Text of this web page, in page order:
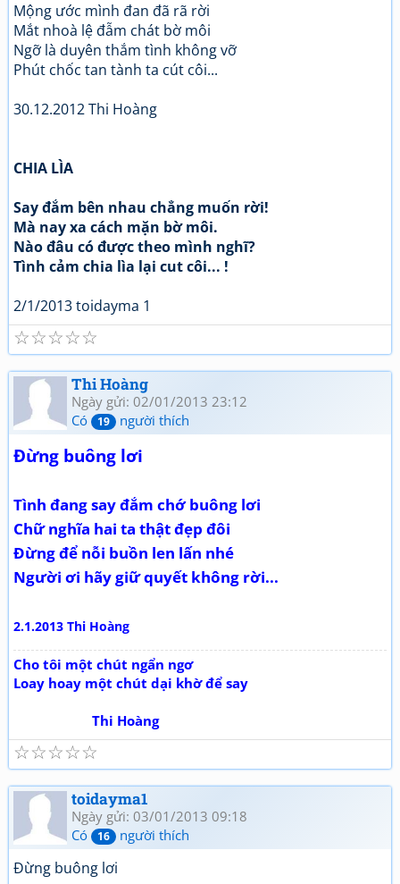
Mộng ước mình đan đã rã rời
Mắt nhoà lệ đẫm chát bờ môi
Ngỡ là duyên thắm tình không vỡ
Phút chốc tan tành ta cút côi...
30.12.2012 Thi Hoàng
CHIA LÌA
Say đắm bên nhau chẳng muốn rời!
Mà nay xa cách mặn bờ môi.
Nào đâu có được theo mình nghĩ?
Tình cảm chia lìa lại cut côi... !
2/1/2013 toidayma 1
☆
☆
☆
☆
☆
Thi Hoàng
Ngày gửi: 02/01/2013 23:12
Có
19 người thích
Đừng buông lơi
Tình đang say đắm chớ buông lơi
Chữ nghĩa hai ta thật đẹp đôi
Đừng để nỗi buồn len lấn nhé
Người ơi hãy giữ quyết không rời...
2.1.2013 Thi Hoàng
Cho tôi một chút ngẩn ngơ
Loay hoay một chút dại khờ để say
Thi Hoàng
☆
☆
☆
☆
☆
toidayma1
Ngày gửi: 03/01/2013 09:18
Có
16 người thích
Đừng buông lơi